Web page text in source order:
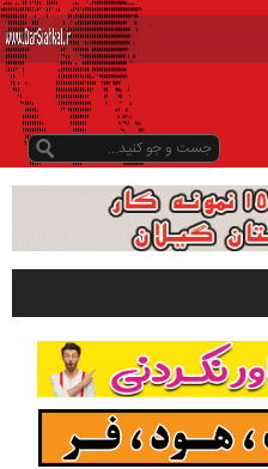
سایت